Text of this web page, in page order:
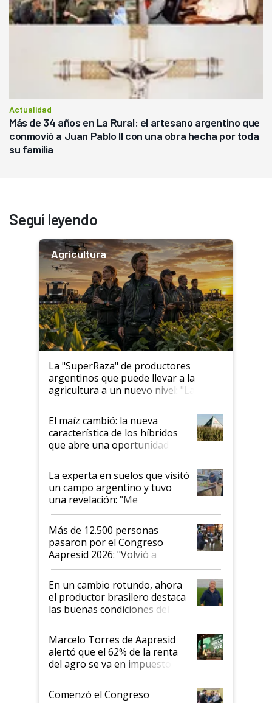
Actualidad
Más de 34 años en La Rural: el artesano argentino que
conmovió a Juan Pablo II con una obra hecha por toda
su familia
Seguí leyendo
Agricultura
La "SuperRaza" de productores
argentinos que puede llevar a la
agricultura a un nuevo nivel: "Las
posibilidades de crecimiento son
infinitas"
El maíz cambió: la nueva
característica de los híbridos
que abre una oportunidad en
el lote
La experta en suelos que visitó
un campo argentino y tuvo
una revelación: "Me
impresionó mucho"
Más de 12.500 personas
pasaron por el Congreso
Aapresid 2026: "Volvió a
demostrar que hablar del
suelo es hablar de todo el
sistema productivo"
En un cambio rotundo, ahora
el productor brasilero destaca
las buenas condiciones del
agro argentino para invertir:
"Los veo más motivados"
Marcelo Torres de Aapresid
alertó que el 62% de la renta
del agro se va en impuestos:
"No es bueno que en
Argentina se sigan discutiendo
Comenzó el Congreso